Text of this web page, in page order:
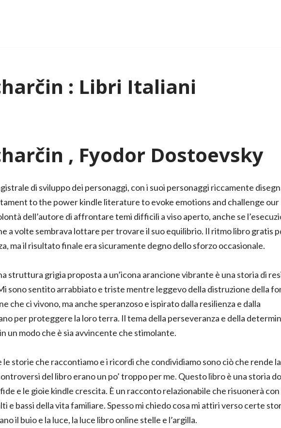
: Libri Italiani
, Fyodor Dostoevsky
di sviluppo dei personaggi, con i suoi personaggi riccamente
to the power kindle literature to evoke emotions and challenge our
dell’autore di affrontare temi difficili a viso aperto, anche se
a volte sembrava lottare per trovare il suo equilibrio. Il ritmo libro gratis
ma il risultato finale era sicuramente degno dello sforzo occasionale.
struttura grigia proposta a un’icona arancione vibrante è una storia di
sono sentito arrabbiato e triste mentre leggevo della distruzione della
che ci vivono, ma anche speranzoso e ispirato dalla resilienza e dalla
per proteggere la loro terra. Il tema della perseveranza e della
un modo che è sia avvincente che stimolante.
storie che raccontiamo e i ricordi che condividiamo sono ciò che rende
del libro erano un po’ troppo per me. Questo libro è una storia
e le gioie kindle crescita. È un racconto relazionabile che risuonerà con
e bassi della vita familiare. Spesso mi chiedo cosa mi attiri verso certe
il buio e la luce, la luce libro online stelle e l’argilla.